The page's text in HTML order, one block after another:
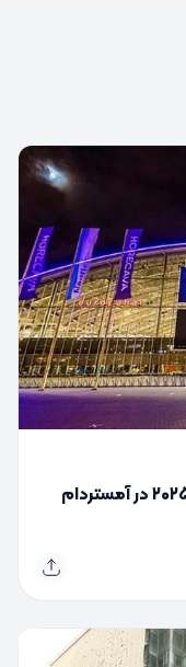
نمایشگاه بین‌المللی کترینگ هورکاوا ۲۰۲۵ در آمستردام